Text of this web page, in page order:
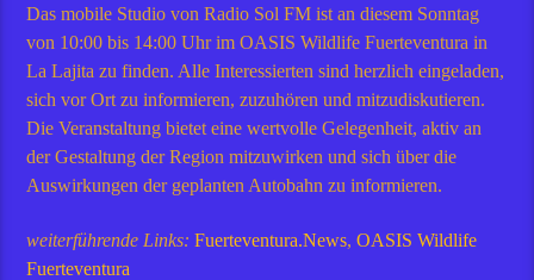
Das mobile Studio von Radio Sol FM ist an diesem Sonntag
von 10:00 bis 14:00 Uhr im OASIS Wildlife Fuerteventura in
La Lajita zu finden. Alle Interessierten sind herzlich eingeladen,
sich vor Ort zu informieren, zuzuhören und mitzudiskutieren.
Die Veranstaltung bietet eine wertvolle Gelegenheit, aktiv an
der Gestaltung der Region mitzuwirken und sich über die
Auswirkungen der geplanten Autobahn zu informieren.
weiterführende Links:Fuerteventura.News,OASIS Wildlife
Fuerteventura